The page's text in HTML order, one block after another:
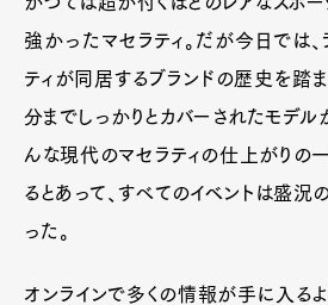
強かったマセラティ。だが今日では、
ティが同居するブランドの歴史を踏
分までしっかりとカバーされたモデル
んな現代のマセラティの仕上がりの
るとあって、すべてのイベントは盛況
った。
オンラインで多くの情報が手に入る